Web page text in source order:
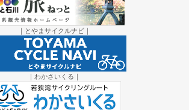
｜とやまサイクルナビ｜
｜わかさいくる｜